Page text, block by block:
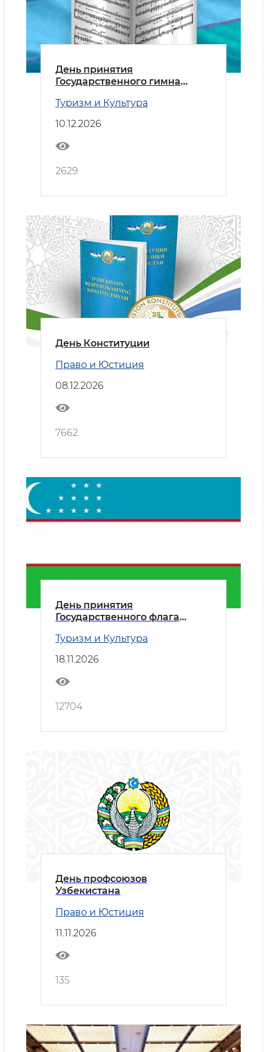
День принятия
Государственного гимна
Туризм и Культура
10.12.2026
2629
День Конституции
Право и Юстиция
08.12.2026
7662
День принятия
Государственного флага
Туризм и Культура
18.11.2026
12704
День профсоюзов
Узбекистана
Право и Юстиция
11.11.2026
135